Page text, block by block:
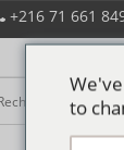
+216 71 661
to